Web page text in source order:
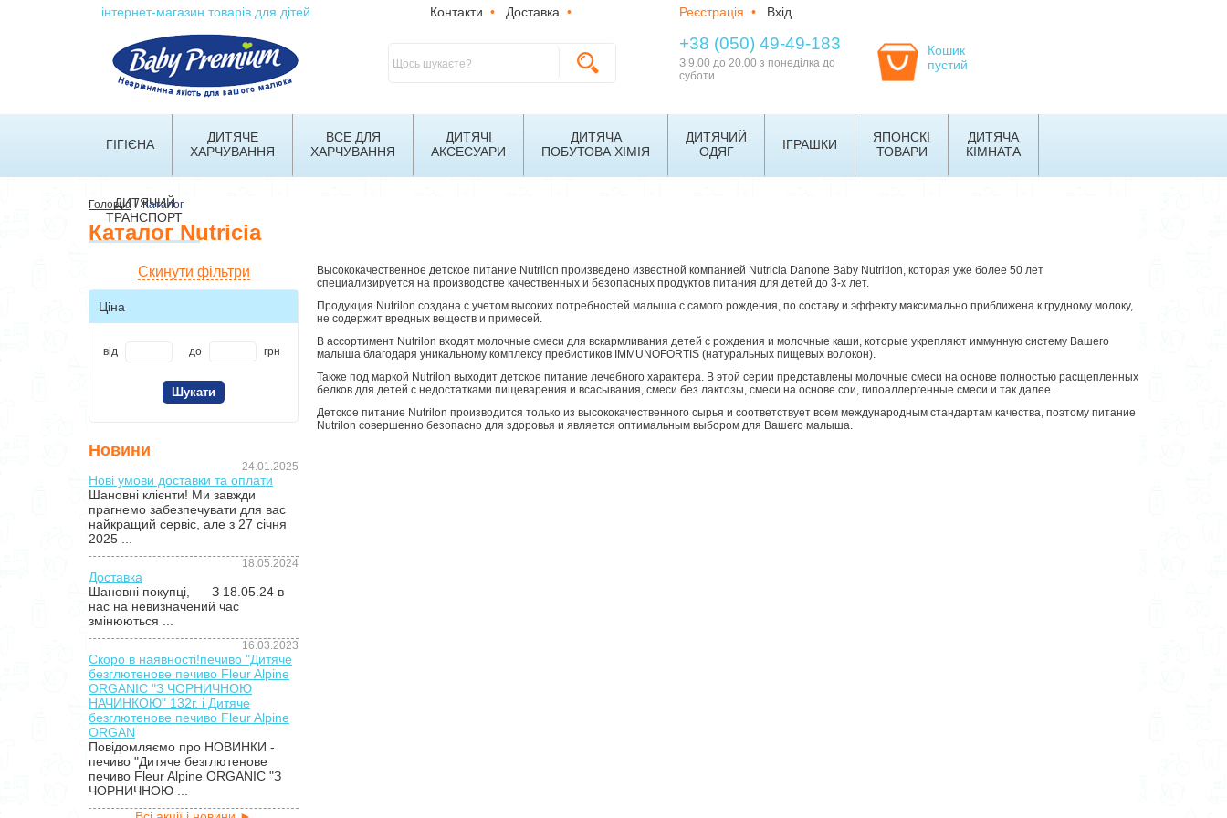
інтернет-магазин товарів для дітей Контакти • Доставка • Реєстрація • Вхід
+38 (050) 49-49-183
З 9.00 до 20.00 з понеділка до
суботи
Кошик
пустий
ГІГІЄНА
ДИТЯЧЕ
ХАРЧУВАННЯ
ВСЕ ДЛЯ
ХАРЧУВАННЯ
ДИТЯЧІ
АКСЕСУАРИ
ДИТЯЧА
ПОБУТОВА ХІМІЯ
ДИТЯЧИЙ
ОДЯГ
ІГРАШКИ
ЯПОНСКІ
ТОВАРИ
ДИТЯЧА
КІМНАТА
ДИТЯЧИЙ
ТРАНСПОРТ
Головна/Каталог
Каталог Nutricia
Скинути фільтри
Ціна
від до грн
Новини
24.01.2025
Нові умови доставки та оплати
Шановні клієнти! Ми завжди
прагнемо забезпечувати для вас
найкращий сервіс, але з 27 січня
2025 ...
18.05.2024
Доставка
Шановні покупці, З 18.05.24 в
нас на невизначений час
змінюються ...
16.03.2023
Скоро в наявності!печиво "Дитяче
безглютенове печиво Fleur Alpine
ORGANIC "З ЧОРНИЧНОЮ
НАЧИНКОЮ" 132г. і Дитяче
безглютенове печиво Fleur Alpine
ORGAN
Повідомляємо про НОВИНКИ -
печиво "Дитяче безглютенове
печиво Fleur Alpine ORGANIC "З
ЧОРНИЧНОЮ ...
Высококачественное детское питание Nutrilon произведено известной компанией Nutricia Danone Baby Nutrition, которая уже более 50 лет
специализируется на производстве качественных и безопасных продуктов питания для детей до 3-х лет.
Продукция Nutrilon создана с учетом высоких потребностей малыша с самого рождения, по составу и эффекту максимально приближена к грудному молоку,
не содержит вредных веществ и примесей.
В ассортимент Nutrilon входят молочные смеси для вскармливания детей с рождения и молочные каши, которые укрепляют иммунную систему Вашего
малыша благодаря уникальному комплексу пребиотиков IMMUNOFORTIS (натуральных пищевых волокон).
Также под маркой Nutrilon выходит детское питание лечебного характера. В этой серии представлены молочные смеси на основе полностью расщепленных
белков для детей с недостатками пищеварения и всасывания, смеси без лактозы, смеси на основе сои, гипоаллергенные смеси и так далее.
Детское питание Nutrilon производится только из высококачественного сырья и соответствует всем международным стандартам качества, поэтому питание
Nutrilon совершенно безопасно для здоровья и является оптимальным выбором для Вашего малыша.